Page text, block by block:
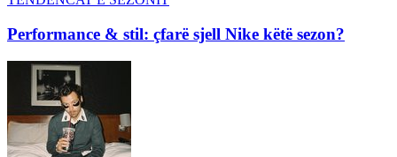
Performance & stil: çfarë sjell Nike këtë sezon?